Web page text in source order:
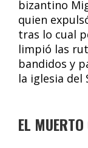
bizantino
quien
tras lo cual
limpió las
bandidos y
la iglesia del
EL MUERTO